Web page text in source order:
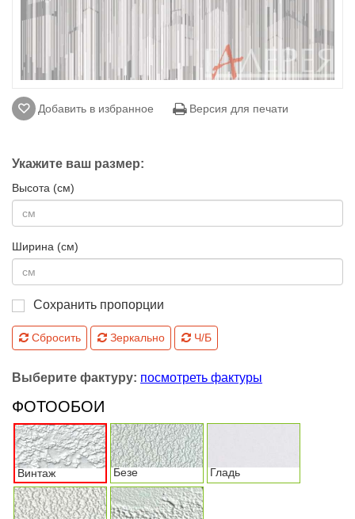
Добавить в избранное Версия для печати
Укажите ваш размер:
Высота (см)
Ширина (см)
Сохранить пропорции
Сбросить Зеркально Ч/Б
Выберите фактуру: посмотреть фактуры
ФОТООБОИ
Винтаж Безе Гладь